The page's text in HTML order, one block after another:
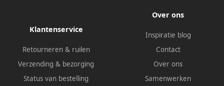
Klantenservice
Retourneren & ruilen
Verzending & bezorging
Status van bestelling
Over ons
Inspiratie blog
Contact
Over ons
Samenwerken